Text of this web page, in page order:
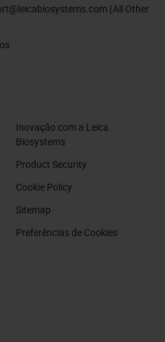
(All Other
Inovação com a Leica
Biosystems
Product Security
Cookie Policy
Sitemap
Preferências de Cookies